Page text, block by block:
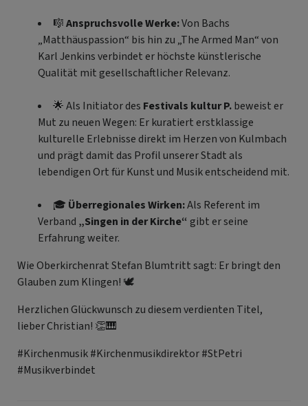
🎼Anspruchsvolle Werke:Von Bachs
„Matthäuspassion“ bis hin zu „The Armed Man“ von
Karl Jenkins verbindet er höchste künstlerische
Qualität mit gesellschaftlicher Relevanz.
🌟 Als Initiator des Festivals kultur P.beweist er
Mut zu neuen Wegen: Er kuratiert erstklassige
kulturelle Erlebnisse direkt im Herzen von Kulmbach
und prägt damit das Profil unserer Stadt als
lebendigen Ort für Kunst und Musik entscheidend mit.
🎓 Überregionales Wirken:Als Referent im
Verband „Singen in der Kirche“ gibt er seine
Erfahrung weiter.
Wie Oberkirchenrat Stefan Blumtritt sagt: Er bringt den
Glauben zum Klingen! 🕊️
Herzlichen Glückwunsch zu diesem verdienten Titel,
lieber Christian! 👏🎹
#Kirchenmusik #Kirchenmusikdirektor #StPetri
#Musikverbindet